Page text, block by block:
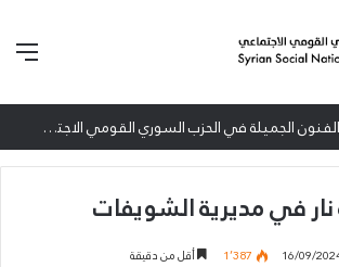
عمدة الثقافة والفنون الجميلة في الحزب السوري القومي الاجتماعي تعلن نتائج الدورة الخامسة من جائزة أنطون سعاده الأدبية
في مديرية الشويفات
16/09/ 1٬387 أقل من دقيقة